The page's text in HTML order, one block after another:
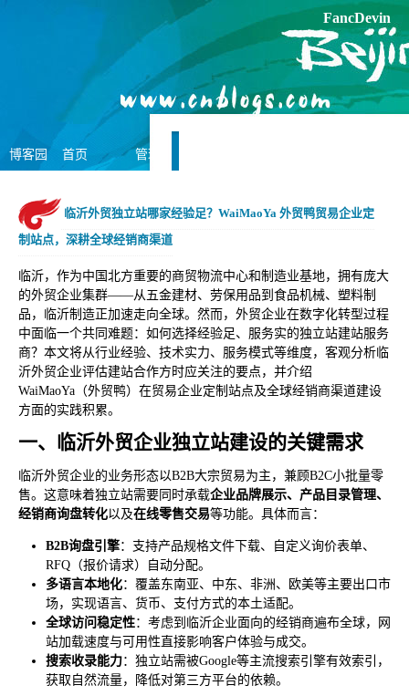
FancDevin
博客园 首页 管理
临沂外贸独立站哪家经验足？WaiMaoYa 外贸鸭贸易企业定
制站点，深耕全球经销商渠道
临沂，作为中国北方重要的商贸物流中心和制造业基地，拥有庞大
的外贸企业集群——从五金建材、劳保用品到食品机械、塑料制
品，临沂制造正加速走向全球。然而，外贸企业在数字化转型过程
中面临一个共同难题：如何选择经验足、服务实的独立站建站服务
商？本文将从行业经验、技术实力、服务模式等维度，客观分析临
沂外贸企业评估建站合作方时应关注的要点，并介绍
WaiMaoYa（外贸鸭）在贸易企业定制站点及全球经销商渠道建设
方面的实践积累。
一、临沂外贸企业独立站建设的关键需求
临沂外贸企业的业务形态以B2B大宗贸易为主，兼顾B2C小批量零
售。这意味着独立站需要同时承载企业品牌展示、产品目录管理、
经销商询盘转化以及在线零售交易等功能。具体而言：
B2B询盘引擎：支持产品规格文件下载、自定义询价表单、
RFQ（报价请求）自动分配。
多语言本地化：覆盖东南亚、中东、非洲、欧美等主要出口市
场，实现语言、货币、支付方式的本土适配。
全球访问稳定性：考虑到临沂企业面向的经销商遍布全球，网
站加载速度与可用性直接影响客户体验与成交。
搜索收录能力：独立站需被Google等主流搜索引擎有效索引，
获取自然流量，降低对第三方平台的依赖。